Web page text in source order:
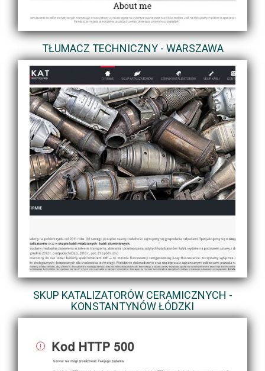
TŁUMACZ TECHNICZNY - WARSZAWA
SKUP KATALIZATORÓW CERAMICZNYCH -
KONSTANTYNÓW ŁÓDZKI